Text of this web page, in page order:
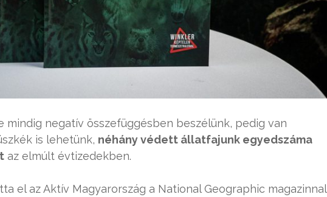
mindig negatív összefüggésben beszélünk, pedig van
is lehetünk, néhány védett állatfajunk egyedszáma
az elmúlt évtizedekben.
el az Aktív Magyarország a National Geographic magazinnal